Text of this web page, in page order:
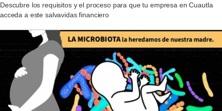
Descubre los requisitos y el proceso para que tu empresa en Cuautla
acceda a este salvavidas financiero